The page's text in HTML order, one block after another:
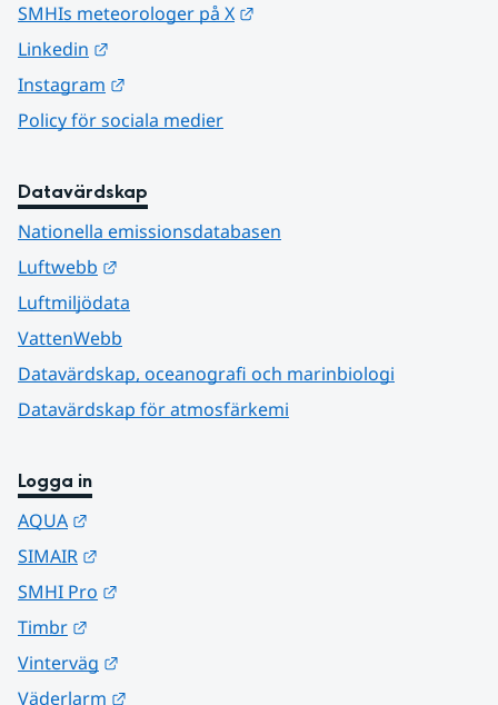
SMHIs meteorologer på X
Linkedin
Instagram
Policy för sociala medier
Datavärdskap
Nationella emissionsdatabasen
Luftwebb
Luftmiljödata
VattenWebb
Datavärdskap, oceanografi och marinbiologi
Datavärdskap för atmosfärkemi
Logga in
AQUA
SIMAIR
SMHI Pro
Timbr
Vinterväg
Väderlarm